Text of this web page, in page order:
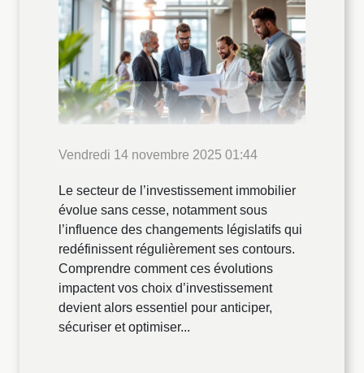
Vendredi 14 novembre 2025 01:44
Le secteur de l’investissement immobilier
évolue sans cesse, notamment sous
l’influence des changements législatifs qui
redéfinissent régulièrement ses contours.
Comprendre comment ces évolutions
impactent vos choix d’investissement
devient alors essentiel pour anticiper,
sécuriser et optimiser...